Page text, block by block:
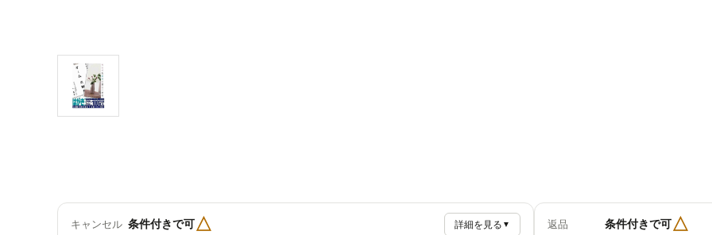
キャンセル 条件付きで可△ 詳細を見る ▼ 返品 条件付きで可△